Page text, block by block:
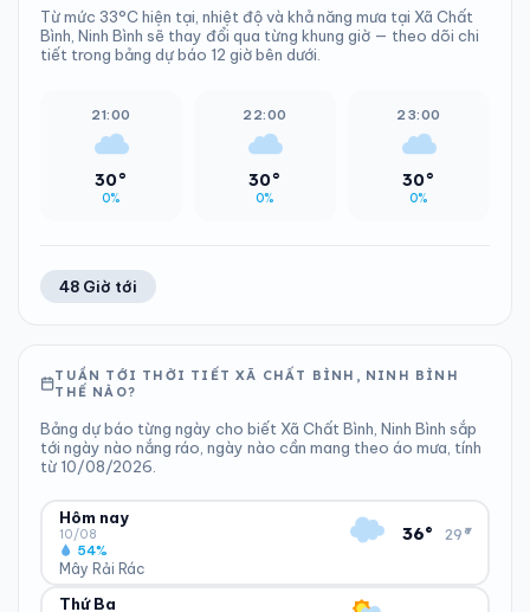
Từ mức 33°C hiện tại, nhiệt độ và khả năng mưa tại Xã Chất
Bình, Ninh Bình sẽ thay đổi qua từng khung giờ — theo dõi chi
tiết trong bảng dự báo 12 giờ bên dưới.
21:00
30°
0%
22:00
30°
0%
23:00
30°
0%
48 Giờ tới
TUẦN TỚI THỜI TIẾT XÃ CHẤT BÌNH, NINH BÌNH
THẾ NÀO?
Bảng dự báo từng ngày cho biết Xã Chất Bình, Ninh Bình sắp
tới ngày nào nắng ráo, ngày nào cần mang theo áo mưa, tính
từ 10/08/2026.
Hôm nay
10/08
Mây Rải Rác
54%
36° 29°
▾
ĐỘ ẨM
Thứ Ba